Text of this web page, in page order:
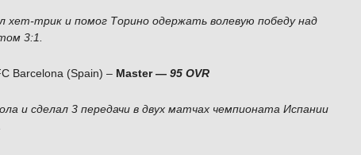
хет-трик и помог Торино одержать волевую победу над
3:1.
Barcelona (Spain) – Master — 95 OVR
и сделал 3 передачи в двух матчах чемпионата Испании